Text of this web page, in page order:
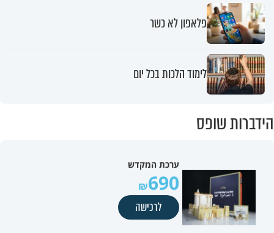
פלאפון לא כשר
לימוד הלכות בכל יום
הידברות שופס
ערכת המקדש
690
לרכישה